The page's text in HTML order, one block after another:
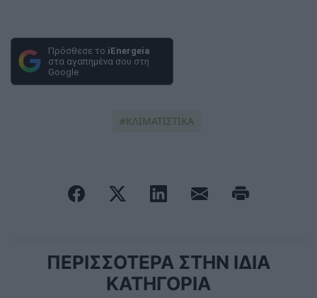
Πρόσθεσε το iEnergeia
στα αγαπημένα σου στη
Google
ΚΛΙΜΑΤΙΣΤΙΚΑ
ΠΕΡΙΣΣΟΤΕΡΑ ΣΤΗΝ ΙΔΙΑ
ΚΑΤΗΓΟΡΙΑ